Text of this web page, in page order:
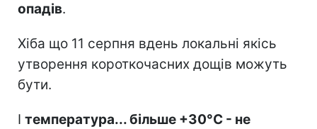
опадів.
Хіба що 11 серпня вдень локальні якісь
утворення короткочасних дощів можуть
бути.
І температура... більше +30°C - не